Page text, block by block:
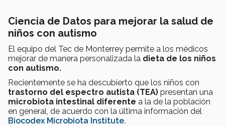
Ciencia de Datos para mejorar la salud de
niños con autismo
El equipo del Tec de Monterrey permite a los médicos
mejorar de manera personalizada la dieta de los niños
con autismo.
Recientemente se ha descubierto que los niños con
trastorno del espectro autista (TEA) presentan una
microbiota intestinal diferente a la de la población
en general, de acuerdo con la última información del
Biocodex Microbiota Institute.